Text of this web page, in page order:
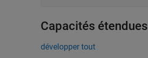
Capacités étendues
développer tout